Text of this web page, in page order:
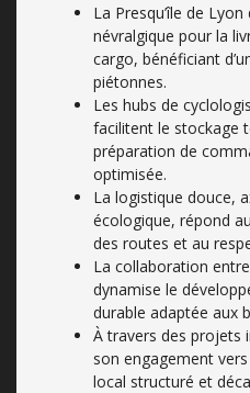
La Presqu’île de
névralgique pour la
cargo, bénéficiant
piétonnes.
Les hubs de
facilitent le stockage
préparation de
optimisée.
La logistique douce,
écologique, répond
des routes et au
La collaboration
dynamise le
durable adaptée aux
À travers des projets
son engagement
local structuré et